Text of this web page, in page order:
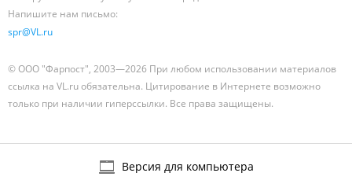
Напишите нам письмо:
spr@VL.ru
© ООО "Фарпост", 2003—2026 При любом использовании материалов
ссылка на VL.ru обязательна. Цитирование в Интернете возможно
только при наличии гиперссылки. Все права защищены.
Версия для компьютера